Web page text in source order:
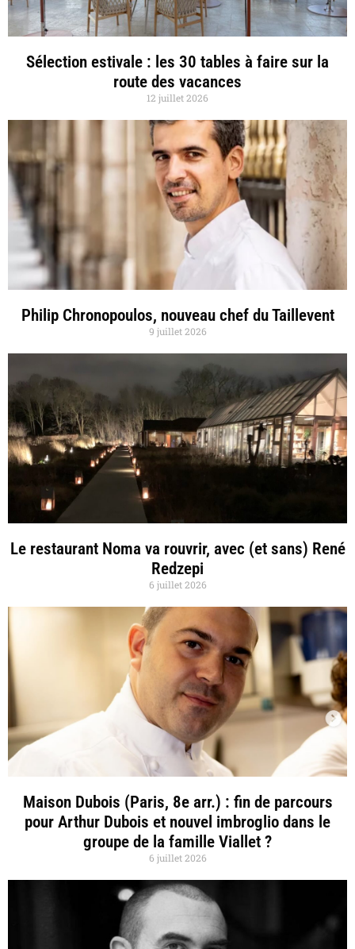
Sélection estivale : les 30 tables à faire sur la
route des vacances
12 juillet 2026
Philip Chronopoulos, nouveau chef du Taillevent
9 juillet 2026
Le restaurant Noma va rouvrir, avec (et sans) René
Redzepi
6 juillet 2026
Maison Dubois (Paris, 8e arr.) : fin de parcours
pour Arthur Dubois et nouvel imbroglio dans le
groupe de la famille Viallet ?
6 juillet 2026